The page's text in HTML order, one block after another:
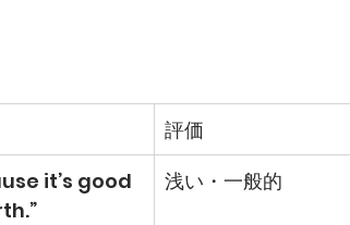
評価
it’s good
浅い・一般的